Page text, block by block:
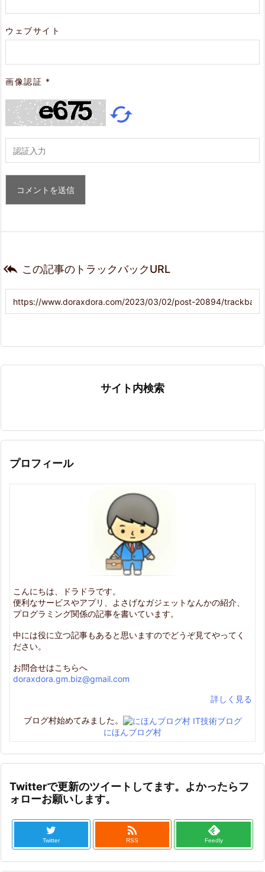
ウェブサイト
画像認証 *

 この記事のトラックバックURL
サイト内検索
プロフィール
こんにちは、ドラドラです。
便利なサービスやアプリ、よさげなガジェットなんかの紹介、
プログラミング関係の記事を書いています。
中には役に立つ記事もあると思いますのでどうぞ見てやってく
ださい。
お問合せはこちらへ
doraxdora.gm.biz@gmail.com
詳しく見る
ブログ村始めてみました。
にほんブログ村
Twitterで更新のツイートしてます。よかったらフ
ォローお願いします。
Twitter

RSS Feedly